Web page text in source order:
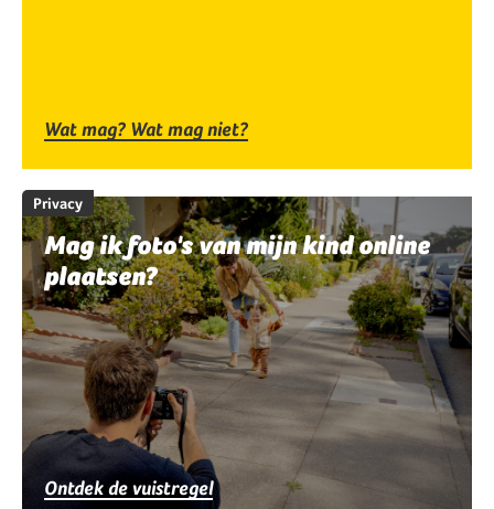
Wat mag? Wat mag niet?
Privacy
Mag ik foto's van mijn kind online
plaatsen?
Ontdek de vuistregel